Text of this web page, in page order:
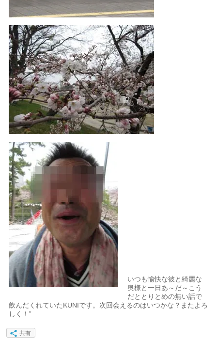
いつも愉快な彼と綺麗な
奥様と一日あ～だ～こう
だととりとめの無い話で
飲んだくれていたKUNIです。次回会えるのはいつかな？またよろ
しく！”
共有